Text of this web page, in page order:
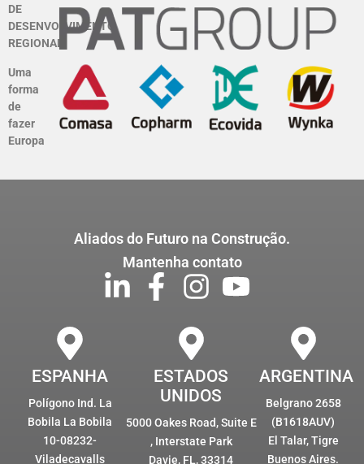
DE
DESENVOLVIMENTO
REGIONAL
Uma
forma
de
fazer
Europa
Aliados do Futuro na Construção.
Mantenha contato
ESPANHA
Polígono Ind. La
Bobila La Bobila
10-08232-
Viladecavalls
ESTADOS
UNIDOS
5000 Oakes Road, Suite E
, Interstate Park
Davie, FL, 33314
ARGENTINA
Belgrano 2658
(B1618AUV)
El Talar, Tigre
Buenos Aires.